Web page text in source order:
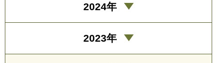
2024年
2023年